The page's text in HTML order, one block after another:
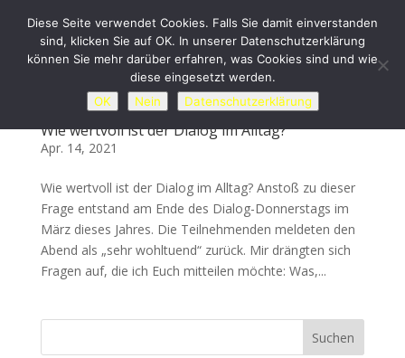
Wie wertvoll ist der Dialog im Alltag?
Apr. 14, 2021
Wie wertvoll ist der Dialog im Alltag? Anstoß zu dieser
Frage entstand am Ende des Dialog-Donnerstags im
März dieses Jahres. Die Teilnehmenden meldeten den
Abend als „sehr wohltuend“ zurück. Mir drängten sich
Fragen auf, die ich Euch mitteilen möchte: Was,...
Suchen
Diese Seite verwendet Cookies. Falls Sie damit einverstanden
sind, klicken Sie auf OK. In unserer Datenschutzerklärung
können Sie mehr darüber erfahren, was Cookies sind und wie
diese eingesetzt werden.
OK
Nein Datenschutzerklärung